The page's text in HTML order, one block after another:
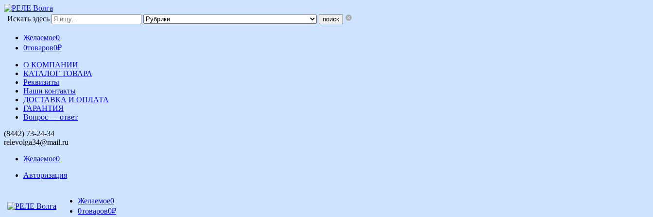
Искать здесь
Желаемое0
0товаров0₽
О КОМПАНИИ
КАТАЛОГ ТОВАРА
Реквизиты
Наши контакты
ДОСТАВКА И ОПЛАТА
ГАРАНТИЯ
Вопрос — ответ
(8442) 73-24-34
relevolga34@mail.ru
Желаемое0
Авторизация
Желаемое0
0товаров0₽